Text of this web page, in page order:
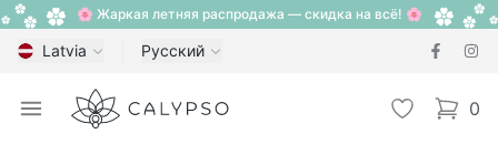
🌸 Жаркая летняя распродажа — скидка на всё! 🌸
Latvia Русский
Open menu
Calypso Избранное
0
items